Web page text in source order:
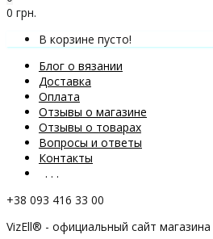
0 грн.
В корзине пусто!
Блог о вязании
Доставка
Оплата
Отзывы о магазине
Отзывы о товарах
Вопросы и ответы
Контакты
. . .
+38 093 416 33 00
VizEll® - официальный сайт магазина